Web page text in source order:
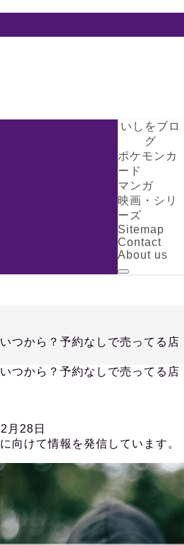
いしをブロ
グ
ポケモンカ
ード
マンガ
映画・シリ
ーズ
Sitemap
Contact
About us
つから？予約なしで売ってる店
つから？予約なしで売ってる店
月28日
向けて情報を発信しています。